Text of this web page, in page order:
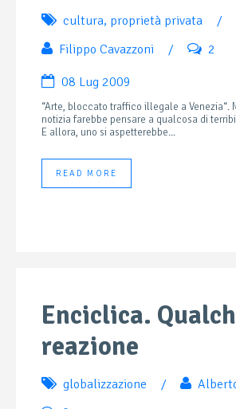
cultura, proprietà privata
/
Filippo Cavazzoni
/ 2
08 Lug 2009
“Arte, bloccato traffico illegale a Venezia“.
notizia farebbe pensare a qualcosa di
E allora, uno si aspetterebbe...
READ MORE
Enciclica.
reazione
globalizzazione /